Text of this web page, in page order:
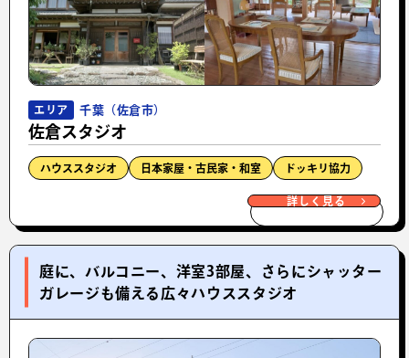
エリア 千葉（佐倉市）
佐倉スタジオ
ハウススタジオ 日本家屋・古民家・和室 ドッキリ協力
詳しく見る
庭に、バルコニー、洋室3部屋、さらにシャッター
ガレージも備える広々ハウススタジオ